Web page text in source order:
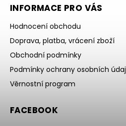
INFORMACE PRO VÁS
Hodnocení obchodu
Doprava, platba, vrácení zboží
Obchodní podmínky
Podmínky ochrany osobních
Věrnostní program
FACEBOOK